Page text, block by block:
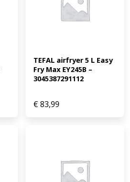
TEFAL airfryer 5 L Easy
Fry Max EY245B –
3045387291112
€83,99